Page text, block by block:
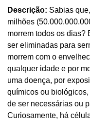
Descrição: Sabias
milhões
morrem todos os dias?
ser eliminadas para
morrem com o
qualquer idade e por
uma doença, por
químicos ou
de ser necessárias ou
Curiosamente, há